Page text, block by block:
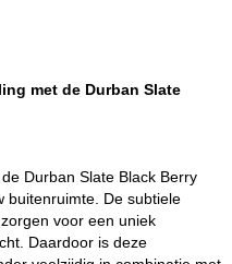
met de Durban Slate
Durban Slate Black Berry
buitenruimte. De subtiele
voor een uniek
Daardoor is deze